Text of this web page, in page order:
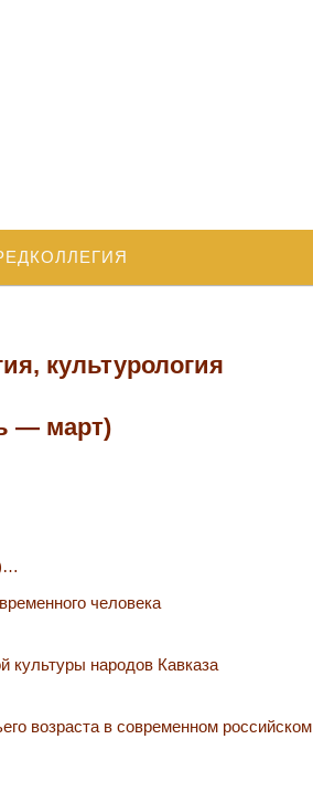
культурология
— март)
человека
культуры народов Кавказа
возраста в современном российском